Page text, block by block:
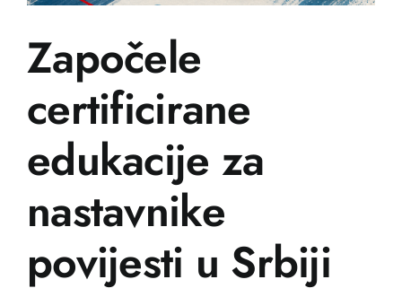
Započele
certificirane
edukacije za
nastavnike
povijesti u Srbiji